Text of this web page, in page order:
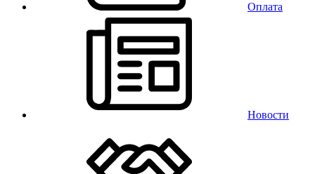
Оплата
Новости